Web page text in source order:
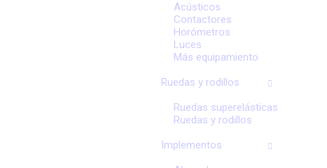
Acústicos
Contactores
Horómetros
Luces
Más equipamiento
Ruedas y rodillos
Ruedas superelásticas
Ruedas y rodillos
Implementos